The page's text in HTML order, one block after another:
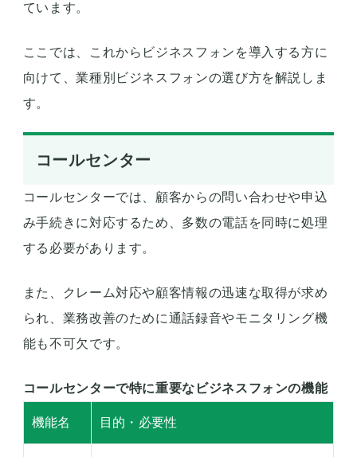
ています。
ここでは、これからビジネスフォンを導入する方に
向けて、業種別ビジネスフォンの選び方を解説しま
す。
コールセンター
コールセンターでは、顧客からの問い合わせや申込
み手続きに対応するため、多数の電話を同時に処理
する必要があります。
また、クレーム対応や顧客情報の迅速な取得が求め
られ、業務改善のために通話録音やモニタリング機
能も不可欠です。
コールセンターで特に重要なビジネスフォンの機能
機能名 目的・必要性